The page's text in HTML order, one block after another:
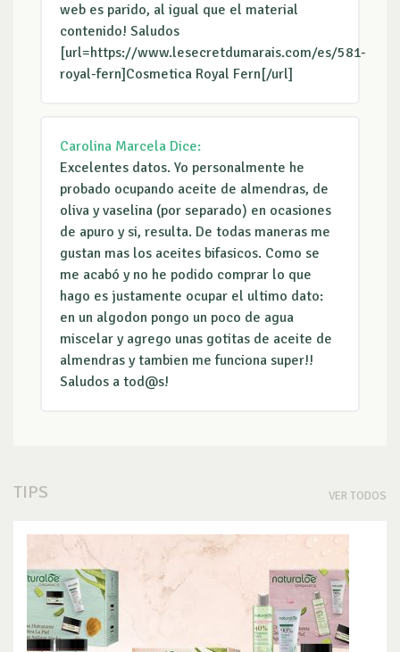
web es parido, al igual que el material
contenido! Saludos
[url=https://www.lesecretdumarais.com/es/581-
royal-fern]Cosmetica Royal Fern[/url]
Carolina Marcela Dice:
Excelentes datos. Yo personalmente he
probado ocupando aceite de almendras, de
oliva y vaselina (por separado) en ocasiones
de apuro y si, resulta. De todas maneras me
gustan mas los aceites bifasicos. Como se
me acabó y no he podido comprar lo que
hago es justamente ocupar el ultimo dato:
en un algodon pongo un poco de agua
miscelar y agrego unas gotitas de aceite de
almendras y tambien me funciona super!!
Saludos a tod@s!
TIPS VER TODOS